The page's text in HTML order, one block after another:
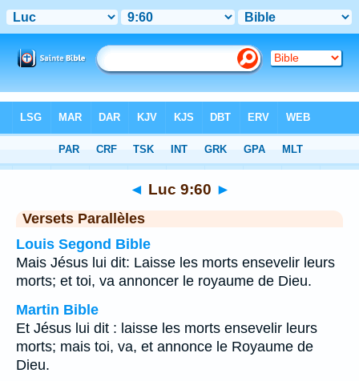
Chapitre 9 > Verset 60
◄ Luc 9:60 ►
Versets Parallèles
Louis Segond Bible
Mais Jésus lui dit: Laisse les morts ensevelir leurs
morts; et toi, va annoncer le royaume de Dieu.
Martin Bible
Et Jésus lui dit : laisse les morts ensevelir leurs
morts; mais toi, va, et annonce le Royaume de
Dieu.